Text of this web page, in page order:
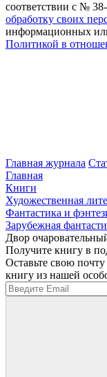
соответствии с №
обработку своих
информационных
Политикой в
Главная журнала
Главная
Книги
Художественная
Фантастика и
Зарубежная
Двор
Получите книгу в
Оставьте свою
книгу из нашей